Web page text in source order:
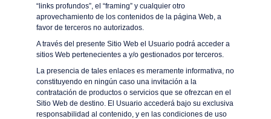
“links profundos”, el “framing” y cualquier otro
aprovechamiento de los contenidos de la página Web, a
favor de terceros no autorizados.
A través del presente Sitio Web el Usuario podrá acceder a
sitios Web pertenecientes a y/o gestionados por terceros.
La presencia de tales enlaces es meramente informativa, no
constituyendo en ningún caso una invitación a la
contratación de productos o servicios que se ofrezcan en el
Sitio Web de destino. El Usuario accederá bajo su exclusiva
responsabilidad al contenido, y en las condiciones de uso